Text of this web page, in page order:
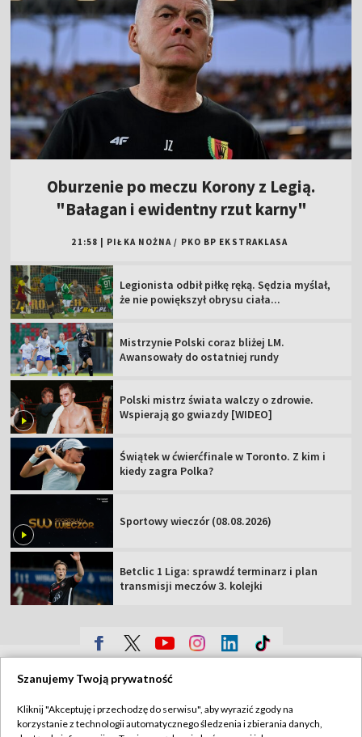
Oburzenie po meczu Korony z Legią.
"Bałagan i ewidentny rzut karny"
21:58 PIŁKA NOŻNA / PKO BP EKSTRAKLASA
Legionista odbił piłkę ręką. Sędzia myślał,
że nie powiększył obrysu ciała...
Mistrzynie Polski coraz bliżej LM.
Awansowały do ostatniej rundy
Polski mistrz świata walczy o zdrowie.
Wspierają go gwiazdy [WIDEO]
Świątek w ćwierćfinale w Toronto. Z kim i
kiedy zagra Polka?
Sportowy wieczór (08.08.2026)
Betclic 1 Liga: sprawdź terminarz i plan
transmisji meczów 3. kolejki
Sklep TVP
Polityka prywatności
Szanujemy Twoją prywatność
Kliknij "Akceptuję i przechodzę do serwisu", aby wyrazić zgody na
korzystanie z technologii automatycznego śledzenia i zbierania danych,